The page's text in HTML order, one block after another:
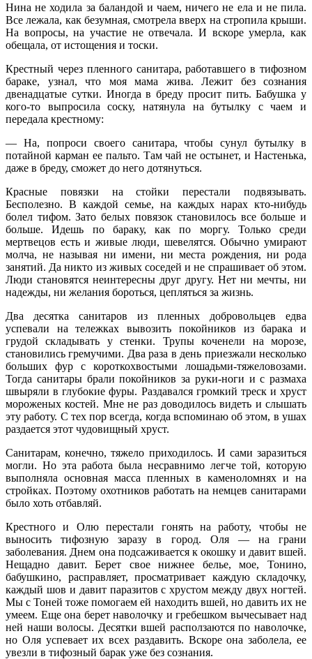
Нина не ходила за баландой и чаем, ничего не ела и не пила.
Все лежала, как безумная, смотрела вверх на стропила крыши.
На вопросы, на участие не отвечала. И вскоре умерла, как
обещала, от истощения и тоски.
Крестный через пленного санитара, работавшего в тифозном
бараке, узнал, что моя мама жива. Лежит без сознания
двенадцатые сутки. Иногда в бреду просит пить. Бабушка у
кого-то выпросила соску, натянула на бутылку с чаем и
передала крестному:
— На, попроси своего санитара, чтобы сунул бутылку в
потайной карман ее пальто. Там чай не остынет, и Настенька,
даже в бреду, сможет до него дотянуться.
Красные повязки на стойки перестали подвязывать.
Бесполезно. В каждой семье, на каждых нарах кто-нибудь
болел тифом. Зато белых повязок становилось все больше и
больше. Идешь по бараку, как по моргу. Только среди
мертвецов есть и живые люди, шевелятся. Обычно умирают
молча, не называя ни имени, ни места рождения, ни рода
занятий. Да никто из живых соседей и не спрашивает об этом.
Люди становятся неинтересны друг другу. Нет ни мечты, ни
надежды, ни желания бороться, цепляться за жизнь.
Два десятка санитаров из пленных добровольцев едва
успевали на тележках вывозить покойников из барака и
грудой складывать у стенки. Трупы коченели на морозе,
становились гремучими. Два раза в день приезжали несколько
больших фур с короткохвостыми лошадьми-тяжеловозами.
Тогда санитары брали покойников за руки-ноги и с размаха
швыряли в глубокие фуры. Раздавался громкий треск и хруст
мороженых костей. Мне не раз доводилось видеть и слышать
эту работу. С тех пор всегда, когда вспоминаю об этом, в ушах
раздается этот чудовищный хруст.
Санитарам, конечно, тяжело приходилось. И сами заразиться
могли. Но эта работа была несравнимо легче той, которую
выполняла основная масса пленных в каменоломнях и на
стройках. Поэтому охотников работать на немцев санитарами
было хоть отбавляй.
Крестного и Олю перестали гонять на работу, чтобы не
выносить тифозную заразу в город. Оля — на грани
заболевания. Днем она подсаживается к окошку и давит вшей.
Нещадно давит. Берет свое нижнее белье, мое, Тонино,
бабушкино, расправляет, просматривает каждую складочку,
каждый шов и давит паразитов с хрустом между двух ногтей.
Мы с Тоней тоже помогаем ей находить вшей, но давить их не
умеем. Еще она берет наволочку и гребешком вычесывает над
ней наши волосы. Десятки вшей расползаются по наволочке,
но Оля успевает их всех раздавить. Вскоре она заболела, ее
увезли в тифозный барак уже без сознания.